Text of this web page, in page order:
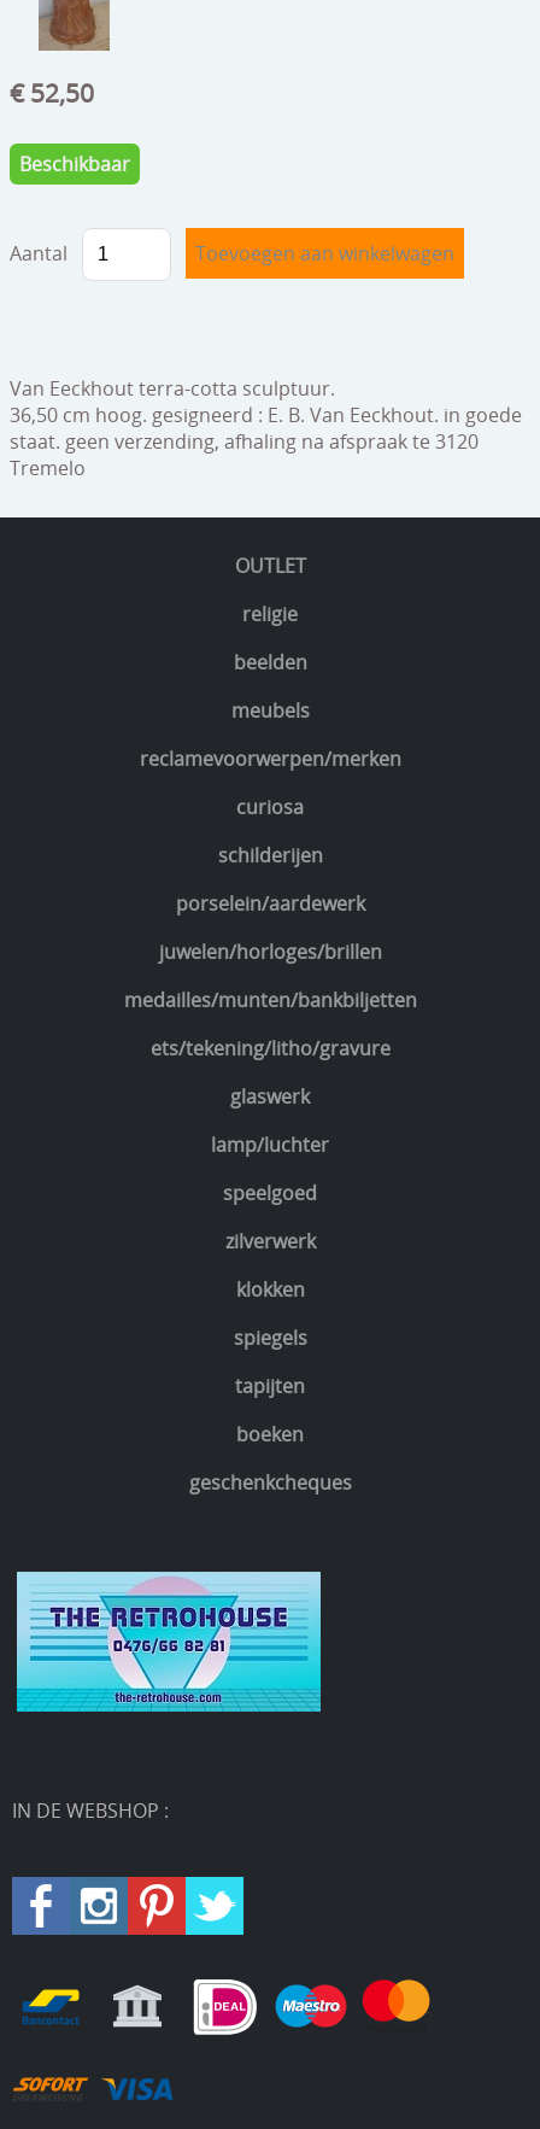
zilverwerk
klokken
tapijten
boeken
geschenkcheques
OUTLET
religie
beelden
meubels
reclamevoorwerpen/merken
curiosa
schilderijen
porselein/aardewerk
juwelen/horloges/brillen
medailles/munten/bankbiljetten
ets/tekening/litho/gravure
glaswerk
lamp/luchter
speelgoed
zilverwerk
klokken
spiegels
tapijten
boeken
geschenkcheques
IN DE WEBSHOP :
€ 52,50
Beschikbaar
Aantal
Van Eeckhout terra-cotta sculptuur.
36,50 cm hoog. gesigneerd : E. B. Van Eeckhout. in goede
staat. geen verzending, afhaling na afspraak te 3120
Tremelo